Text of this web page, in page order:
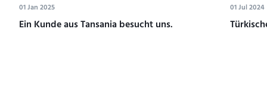
01 Jan 2025
Ein Kunde aus Tansania besucht uns.
01 Jul 2024